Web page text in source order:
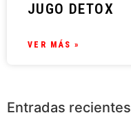
JUGO DETOX
VER MÁS »
Entradas recientes